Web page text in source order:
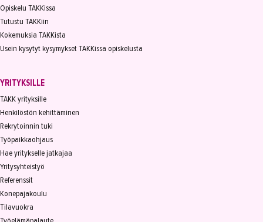
Opiskelu TAKKissa
Tutustu TAKKiin
Kokemuksia TAKKista
Usein kysytyt kysymykset TAKKissa opiskelusta
YRITYKSILLE
TAKK yrityksille
Henkilöstön kehittäminen
Rekrytoinnin tuki
Työpaikkaohjaus
Hae yritykselle jatkajaa
Yritysyhteistyö
Referenssit
Konepajakoulu
Tilavuokra